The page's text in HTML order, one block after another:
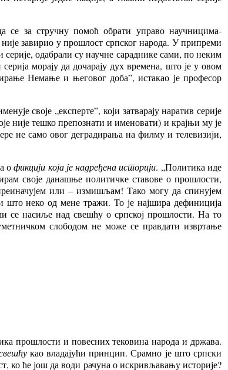
се за стручну помоћ обрати управо научницима-
није завирио у прошлост српског народа. У припреми
одабрали су научне сараднике сами, по неким
морају да дочарају дух времена, што је у овом
Немање и његовог доба”, истакао је професор
своје „експерте”, који затварају наратив серије
није тешко препознати и именовати) и крајњи му је
не само овог деградирања на филму и телевизији,
офикцији која је надређена историји. „Политика иде
своје данашње политичке ставове о прошлости,
или – измишљам! Тако могу да спинујем
што неко од мене тражи. То је најшира дефиниција
се насиље над свешћу о српској прошлости. На то
слободом не може се правдати извртање
прошлости и повесних тековина народа и држава.
као владајући принцип. Срамно је што српски
ко ће још да води рачуна о искривљавању историје?